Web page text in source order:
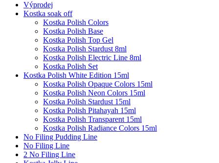
Výprodej
Kostka soak off
Kostka Polish Colors
Kostka Polish Base
Kostka Polish Top Gel
Kostka Polish Stardust 8ml
Kostka Polish Electric Line 8ml
Kostka Polish Set
Kostka Polish White Edition 15ml
Kostka Polish Opaque Colors 15ml
Kostka Polish Neon Colors 15ml
Kostka Polish Stardust 15ml
Kostka Polish Pitahayah 15ml
Kostka Polish Transparent 15ml
Kostka Polish Radiance Colors 15ml
No Filing Pudding Line
No Filing Line
2 No Filing Line